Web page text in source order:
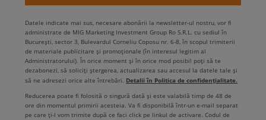
Datele indicate mai sus, necesare abonării la newsletter-ul nostru, vor fi
administrate de MIG Marketing Investment Group Ro S.R.L. cu sediul în
București, sector 3, Bulevardul Corneliu Coposu nr. 6-8, în scopul trimiterii
de materiale publicitare și promoționale (în interesul legitim al
Administratorului). În orice moment și în orice mod posibil poți să te
dezabonezi, să soliciți ștergerea, actualizarea sau accesul la datele tale și
să ne adresezi orice alte întrebări. Detalii în Politica de confidențialitate.
Reducerea poate fi folosită o singură dată și este valabilă timp de 48 de
ore din momentul primirii acesteia. Va fi disponibilă într-un e-mail separat
pe care ți-l vom trimite după ce faci click pe linkul de activare. Codul de